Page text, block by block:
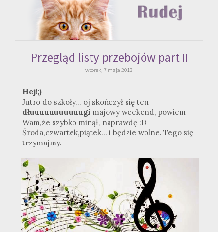
Przegląd listy przebojów part II
wtorek, 7 maja 2013
Hej!;)
Jutro do szkoły... oj skończył się ten
dłuuuuuuuuuuugi majowy weekend, powiem
Wam,że szybko minął, naprawdę :D
Środa,czwartek,piątek... i będzie wolne. Tego się
trzymajmy.